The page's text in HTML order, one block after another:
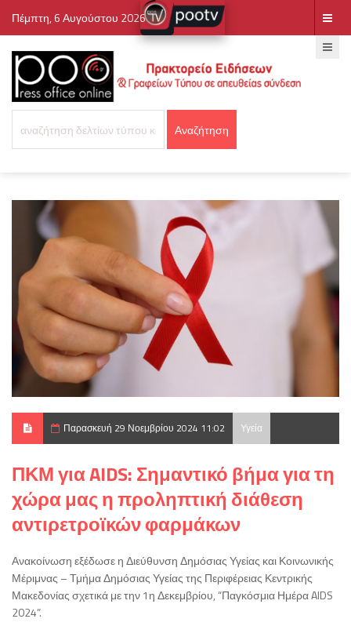
Πέμπτη, 6 Αυγούστου 2026
Παρασκευή 29 Νοεμβρίου 2024 11:02 Υγεία
ΠΚΜ για AIDS: Σημαντικό βήμα για τη
χώρα μας η προληπτική διάθεση
αντιρετροϊκών φαρμάκων
Ανακοίνωση εξέδωσε η Διεύθυνση Δημόσιας Υγείας και Κοινωνικής
Μέριμνας – Τμήμα Δημόσιας Υγείας της Περιφέρειας Κεντρικής
Μακεδονίας σχετικά με την 1η Δεκεμβρίου, “Παγκόσμια Ημέρα AIDS
2024”.